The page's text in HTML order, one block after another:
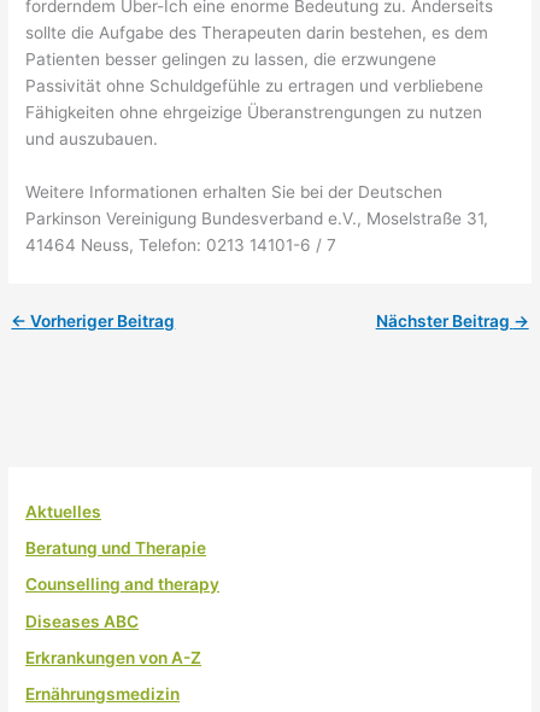
forderndem Über-Ich eine enorme Bedeutung zu. Anderseits
sollte die Aufgabe des Therapeuten darin bestehen, es dem
Patienten besser gelingen zu lassen, die erzwungene
Passivität ohne Schuldgefühle zu ertragen und verbliebene
Fähigkeiten ohne ehrgeizige Überanstrengungen zu nutzen
und auszubauen.
Weitere Informationen erhalten Sie bei der Deutschen
Parkinson Vereinigung Bundesverband e.V., Moselstraße 31,
41464 Neuss, Telefon: 0213 14101-6 / 7
← Vorheriger Beitrag Nächster Beitrag →
Aktuelles
Beratung und Therapie
Counselling and therapy
Diseases ABC
Erkrankungen von A-Z
Ernährungsmedizin